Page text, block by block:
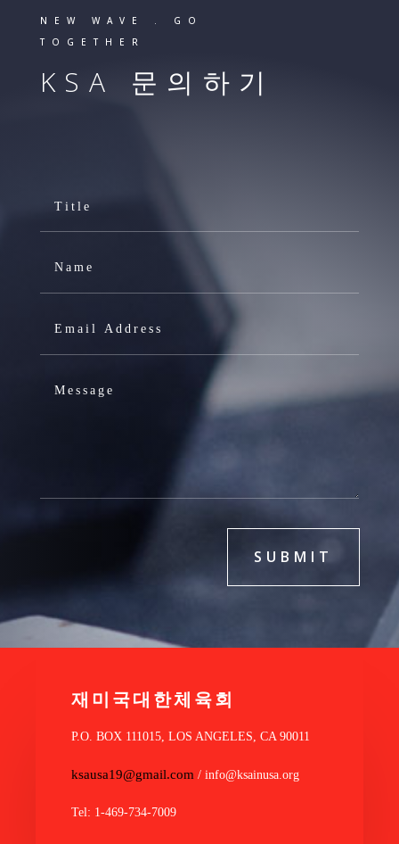
NEW WAVE . GO
TOGETHER
KSA 문의하기
SUBMIT
재미국대한체육회
P.O. BOX 111015, LOS ANGELES, CA 90011
ksausa19@gmail.com / info@ksainusa.org
Tel: 1-469-734-7009